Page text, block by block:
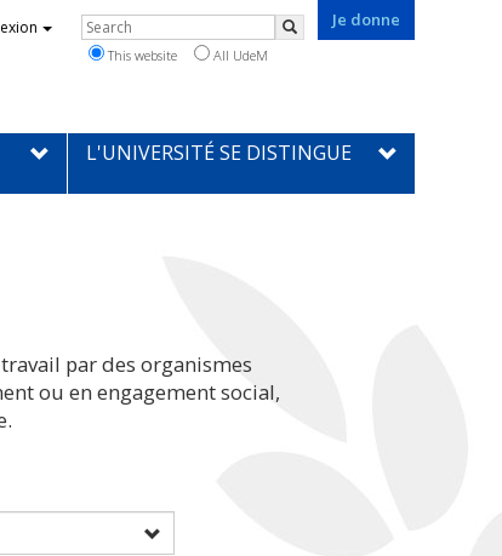
Je donne
Rechercher
Search
This website All UdeM
L'UNIVERSITÉ SE DISTINGUE
par des organismes
ou en engagement social,